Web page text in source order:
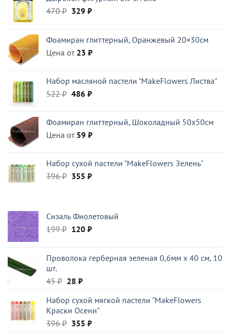
470₽ Первоначальная
470 ₽.
329 ₽Текущая
Фоамиран глиттерный, Оранжевый 20×30см
Цена от 23 ₽
Набор масляной пастели "MakeFlowers Листва"
522₽ Первоначальная
522 ₽.
486 ₽Текущая
Фоамиран глиттерный, Шоколадный 50x50см
Цена от 59 ₽
Набор сухой пастели "MakeFlowers Зелень"
396₽ Первоначальная
355 ₽Текущая
Сизаль Фиолетовый
199₽ Первоначальная
199 ₽.
120 ₽Текущая
Проволока герберная зеленая 0,6мм x 40 см, 10
шт.
45₽ Первоначальная
составляла
45 ₽.
28 ₽Текущая
28 ₽.
Набор сухой мягкой пастели "MakeFlowers
Краски Осени"
396₽ Первоначальная
355 ₽Текущая